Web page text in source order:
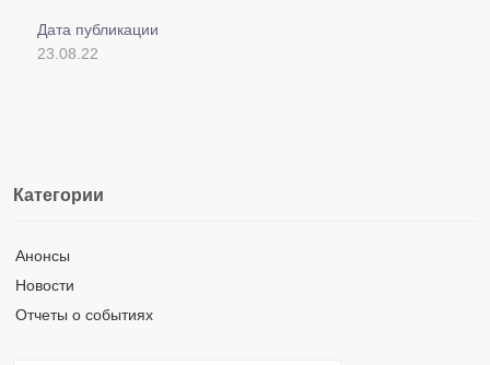
Дата публикации
23.08.22
Категории
Анонсы
Новости
Отчеты о событиях